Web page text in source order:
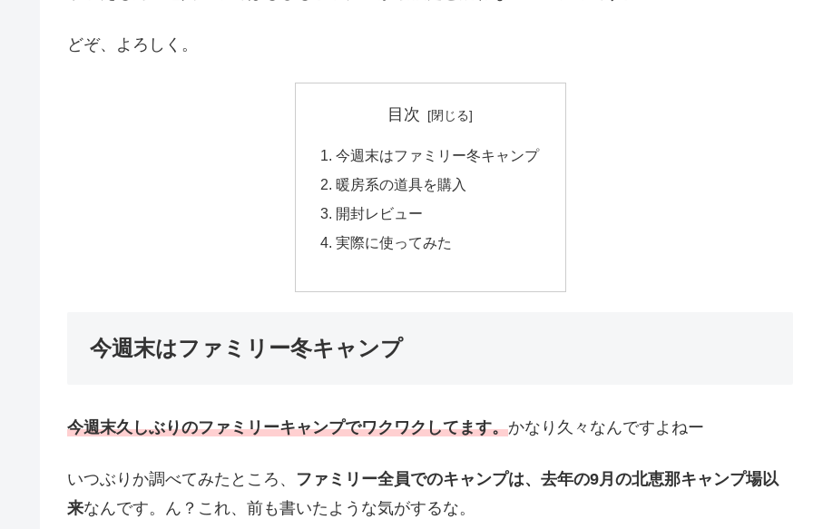
どぞ、よろしく。
目次
今週末はファミリー冬キャンプ
暖房系の道具を購入
開封レビュー
実際に使ってみた
今週末はファミリー冬キャンプ
今週末久しぶりのファミリーキャンプでワクワクしてます。かなり久々なんですよねー
いつぶりか調べてみたところ、 ファミリー全員でのキャンプは、去年の9月の北恵那キャンプ場以
来なんです。ん？これ、前も書いたような気がするな。